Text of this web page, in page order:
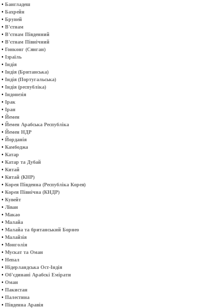
• Бангладеш
• Бахрейн
• Бруней
• В'єтнам
• В'єтнам Південний
• В'єтнам Північний
• Гонконг (Сянган)
• Ізраїль
• Індія
• Індія (Британська)
• Індія (Португальська)
• Індія (республіка)
• Індонезія
• Ірак
• Іран
• Йемен
• Йемен Арабська Республіка
• Йемен НДР
• Йорданія
• Камбоджа
• Катар
• Катар та Дубай
• Китай
• Китай (КНР)
• Корея Південна (Республіка Корея)
• Корея Північна (КНДР)
• Кувейт
• Ліван
• Макао
• Малайа
• Малайа та британський Борнео
• Малайзія
• Монголія
• Мускат та Оман
• Непал
• Нідерландська Ост-Індія
• Об'єдинані Арабскі Емірати
• Оман
• Пакистан
• Палестина
• Південна Аравія